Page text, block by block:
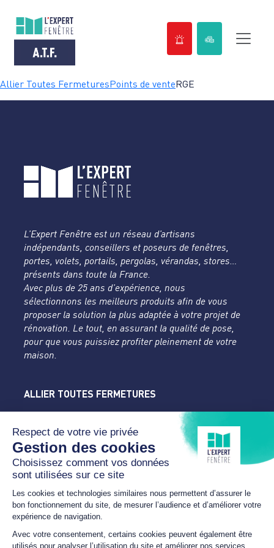
Passer
Allier Toutes FermeturesPoints de venteRGE
L’Expert Fenêtre est un réseau d’artisans
indépendants, conseillers et poseurs de fenêtres,
portes, volets, portails, pergolas, vérandas, stores…
présents dans toute la France.
Avec plus de 25 ans d’expérience, nous
sélectionnons les meilleurs produits afin de vous
proposer la solution la plus adaptée à votre projet de
rénovation. Le tout, en assurant la qualité de pose,
pour que vous puissiez profiter pleinement de votre
maison.
ALLIER TOUTES FERMETURES
Allier
Rue du Parc de la Mothe
03400 YZEURE
lexpertfenetre-atf@orange.fr